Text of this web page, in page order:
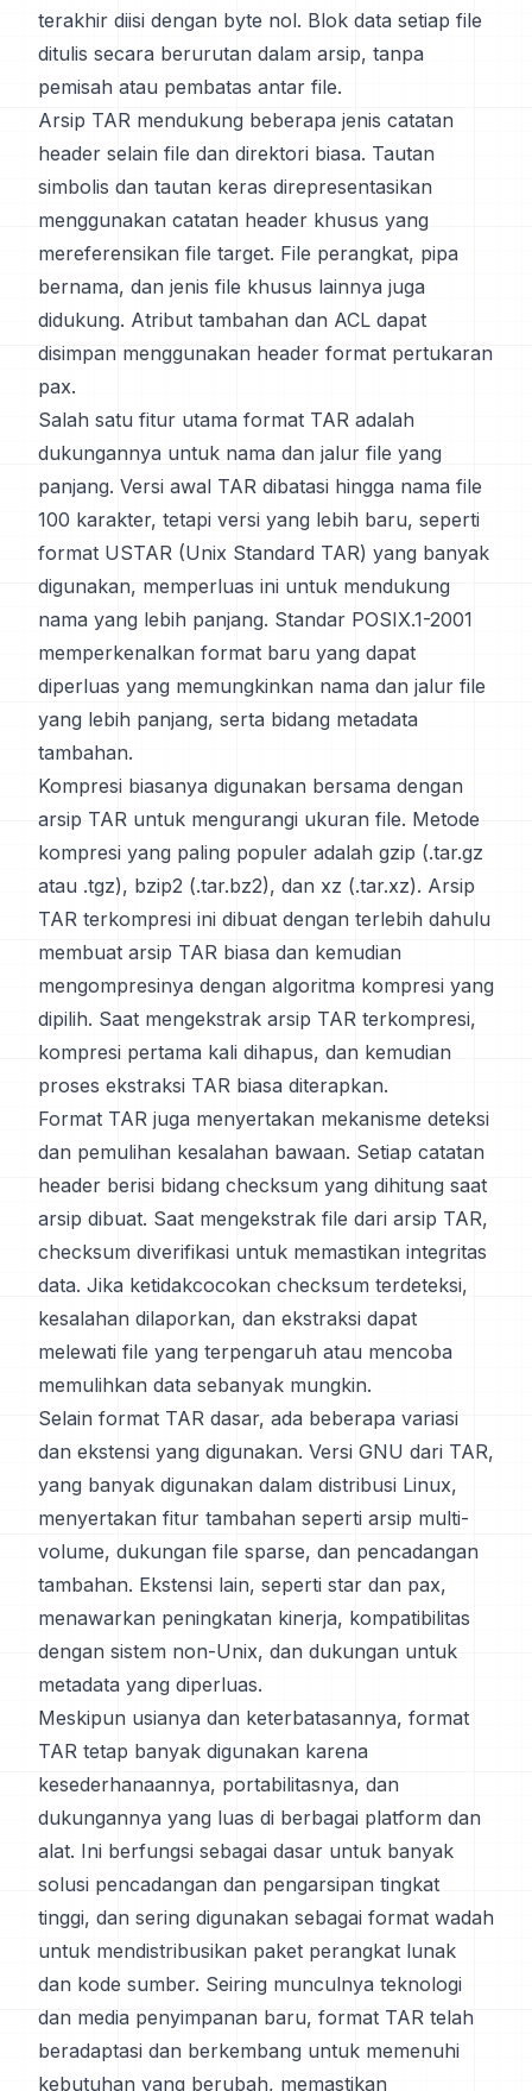
terakhir diisi dengan byte nol. Blok data setiap file
ditulis secara berurutan dalam arsip, tanpa
pemisah atau pembatas antar file.
Arsip TAR mendukung beberapa jenis catatan
header selain file dan direktori biasa. Tautan
simbolis dan tautan keras direpresentasikan
menggunakan catatan header khusus yang
mereferensikan file target. File perangkat, pipa
bernama, dan jenis file khusus lainnya juga
didukung. Atribut tambahan dan ACL dapat
disimpan menggunakan header format pertukaran
pax.
Salah satu fitur utama format TAR adalah
dukungannya untuk nama dan jalur file yang
panjang. Versi awal TAR dibatasi hingga nama file
100 karakter, tetapi versi yang lebih baru, seperti
format USTAR (Unix Standard TAR) yang banyak
digunakan, memperluas ini untuk mendukung
nama yang lebih panjang. Standar POSIX.1-2001
memperkenalkan format baru yang dapat
diperluas yang memungkinkan nama dan jalur file
yang lebih panjang, serta bidang metadata
tambahan.
Kompresi biasanya digunakan bersama dengan
arsip TAR untuk mengurangi ukuran file. Metode
kompresi yang paling populer adalah gzip (.tar.gz
atau .tgz), bzip2 (.tar.bz2), dan xz (.tar.xz). Arsip
TAR terkompresi ini dibuat dengan terlebih dahulu
membuat arsip TAR biasa dan kemudian
mengompresinya dengan algoritma kompresi yang
dipilih. Saat mengekstrak arsip TAR terkompresi,
kompresi pertama kali dihapus, dan kemudian
proses ekstraksi TAR biasa diterapkan.
Format TAR juga menyertakan mekanisme deteksi
dan pemulihan kesalahan bawaan. Setiap catatan
header berisi bidang checksum yang dihitung saat
arsip dibuat. Saat mengekstrak file dari arsip TAR,
checksum diverifikasi untuk memastikan integritas
data. Jika ketidakcocokan checksum terdeteksi,
kesalahan dilaporkan, dan ekstraksi dapat
melewati file yang terpengaruh atau mencoba
memulihkan data sebanyak mungkin.
Selain format TAR dasar, ada beberapa variasi
dan ekstensi yang digunakan. Versi GNU dari TAR,
yang banyak digunakan dalam distribusi Linux,
menyertakan fitur tambahan seperti arsip multi-
volume, dukungan file sparse, dan pencadangan
tambahan. Ekstensi lain, seperti star dan pax,
menawarkan peningkatan kinerja, kompatibilitas
dengan sistem non-Unix, dan dukungan untuk
metadata yang diperluas.
Meskipun usianya dan keterbatasannya, format
TAR tetap banyak digunakan karena
kesederhanaannya, portabilitasnya, dan
dukungannya yang luas di berbagai platform dan
alat. Ini berfungsi sebagai dasar untuk banyak
solusi pencadangan dan pengarsipan tingkat
tinggi, dan sering digunakan sebagai format wadah
untuk mendistribusikan paket perangkat lunak
dan kode sumber. Seiring munculnya teknologi
dan media penyimpanan baru, format TAR telah
beradaptasi dan berkembang untuk memenuhi
kebutuhan yang berubah, memastikan